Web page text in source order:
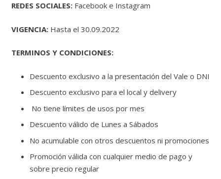
REDES SOCIALES:Facebook e Instagram
VIGENCIA:Hasta el 30.09.2022
TERMINOS Y CONDICIONES:
Descuento exclusivo a la presentación del Vale o DNI
Descuento exclusivo para el local y delivery
No tiene límites de usos por mes
Descuento válido de Lunes a Sábados
No acumulable con otros descuentos ni promociones
Promoción válida con cualquier medio de pago y
sobre precio regular